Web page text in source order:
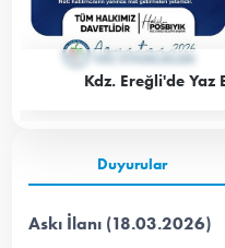
Kdz. Ereğli'de
Duyurular
Askı İlanı (18.03.2026)